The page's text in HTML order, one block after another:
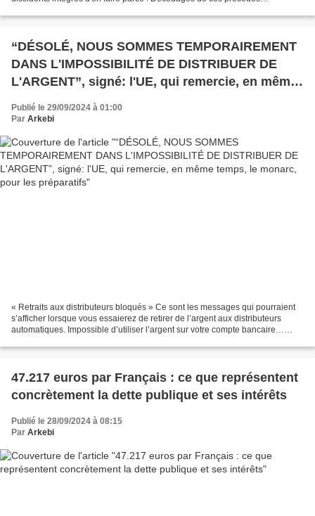
“DÉSOLÉ, NOUS SOMMES TEMPORAIREMENT
DANS L'IMPOSSIBILITÉ DE DISTRIBUER DE
L'ARGENT”, signé: l'UE, qui remercie, en même
temps, le monarc, pour les préparatifs
Publié le 29/09/2024 à 01:00
Par Arkebi
« Retraits aux distributeurs bloqués » Ce sont les messages qui pourraient
s’afficher lorsque vous essaierez de retirer de l’argent aux distributeurs
automatiques. Impossible d’utiliser l’argent sur votre compte bancaire…
47.217 euros par Français : ce que représentent
concrètement la dette publique et ses intérêts
Publié le 28/09/2024 à 08:15
Par Arkebi